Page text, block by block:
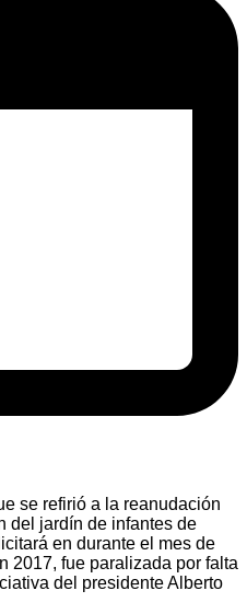
se refirió a la reanudación
del jardín de infantes de
en durante el mes de
2017, fue paralizada por falta
del presidente Alberto